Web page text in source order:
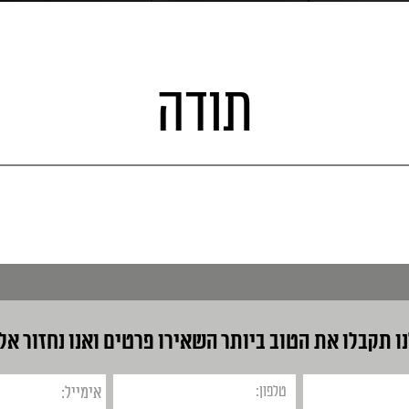
תודה
תקבלו את הטוב ביותרהשאירו פרטים ואנו נחזור